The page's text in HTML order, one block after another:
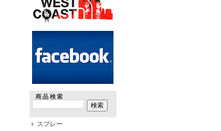
商品検索
スプレー